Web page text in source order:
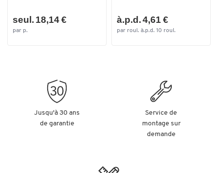
seul. 18,14 €
par p.
à.p.d. 4,61 €
par roul. à.p.d. 10 roul.
Jusqu'à 30 ans
de garantie
Service de
montage sur
demande